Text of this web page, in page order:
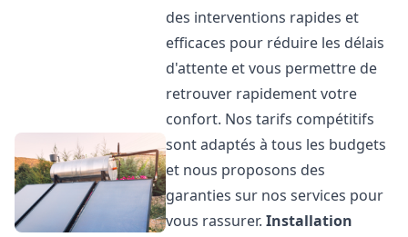
des interventions rapides et
efficaces pour réduire les délais
d'attente et vous permettre de
retrouver rapidement votre
confort. Nos tarifs compétitifs
sont adaptés à tous les budgets
et nous proposons des
garanties sur nos services pour
vous rassurer.Installation